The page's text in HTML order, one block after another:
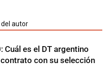
del autor
Cuál es el DT argentino
con su selección